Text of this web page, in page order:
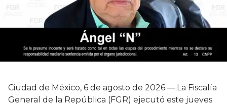
Ciudad de México, 6 de agosto de 2026.— La Fiscalía
General de la República (FGR) ejecutó este jueves